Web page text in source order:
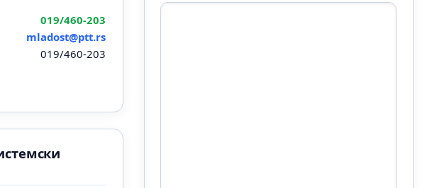
019/460-203
mladost@ptt.rs
019/460-203